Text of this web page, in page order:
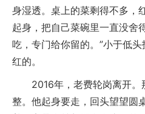
身湿透。桌上的菜剩得不多，
起身，把自己菜碗里一直没舍
吃，专门给你留的。”小于低
红的。
2016年，老费轮岗离开。
整。他起身要走，回头望望圆